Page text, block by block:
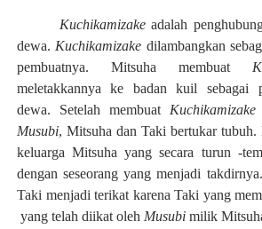
Kuchikamizakeadalah
dewa. Kuchikamizake dilambangkan
pembuatnya. Mitsuha membuat
meletakkannya ke badan kuil sebagai
dewa. Setelah membuat Kuchikamizake
Musubi, Mitsuha dan Taki bertukar
keluarga Mitsuha yang secara turun -
dengan seseorang yang menjadi
Taki menjadi terikat karena Taki yang
yang telah diikat oleh Musubimilik